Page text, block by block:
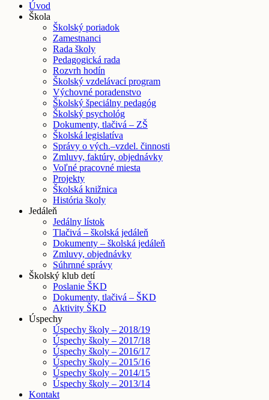
Úvod
Škola
Školský poriadok
Zamestnanci
Rada školy
Pedagogická rada
Rozvrh hodín
Školský vzdelávací program
Výchovné poradenstvo
Školský špeciálny pedagóg
Školský psychológ
Dokumenty, tlačivá – ZŠ
Školská legislatíva
Správy o vých.–vzdel. činnosti
Zmluvy, faktúry, objednávky
Voľné pracovné miesta
Projekty
Školská knižnica
História školy
Jedáleň
Jedálny lístok
Tlačivá – školská jedáleň
Dokumenty – školská jedáleň
Zmluvy, objednávky
Súhrnné správy
Školský klub detí
Poslanie ŠKD
Dokumenty, tlačivá – ŠKD
Aktivity ŠKD
Úspechy
Úspechy školy – 2018/19
Úspechy školy – 2017/18
Úspechy školy – 2016/17
Úspechy školy – 2015/16
Úspechy školy – 2014/15
Úspechy školy – 2013/14
Kontakt